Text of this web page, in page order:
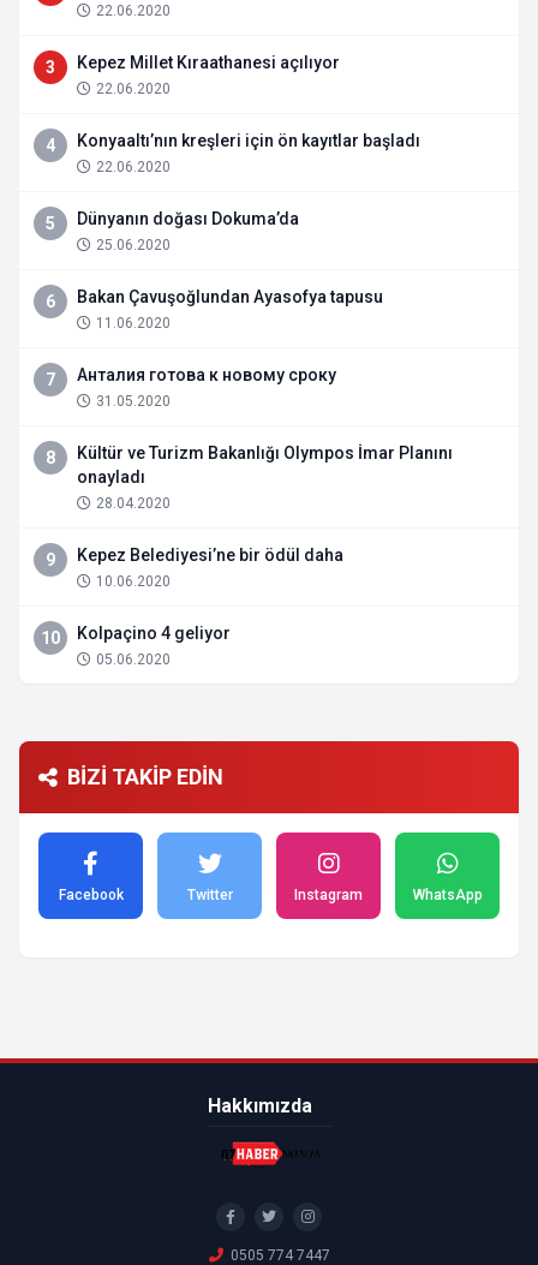
22.06.2020
3 Kepez Millet Kıraathanesi açılıyor
22.06.2020
4 Konyaaltı’nın kreşleri için ön kayıtlar başladı
22.06.2020
5 Dünyanın doğası Dokuma’da
25.06.2020
6 Bakan Çavuşoğlundan Ayasofya tapusu
11.06.2020
7 Анталия готова к новому сроку
31.05.2020
8
Kültür ve Turizm Bakanlığı Olympos İmar Planını
onayladı
28.04.2020
9 Kepez Belediyesi’ne bir ödül daha
10.06.2020
10 Kolpaçino 4 geliyor
05.06.2020
BİZİ TAKİP EDİN
Facebook Twitter Instagram WhatsApp
Hakkımızda
0505 774 7447